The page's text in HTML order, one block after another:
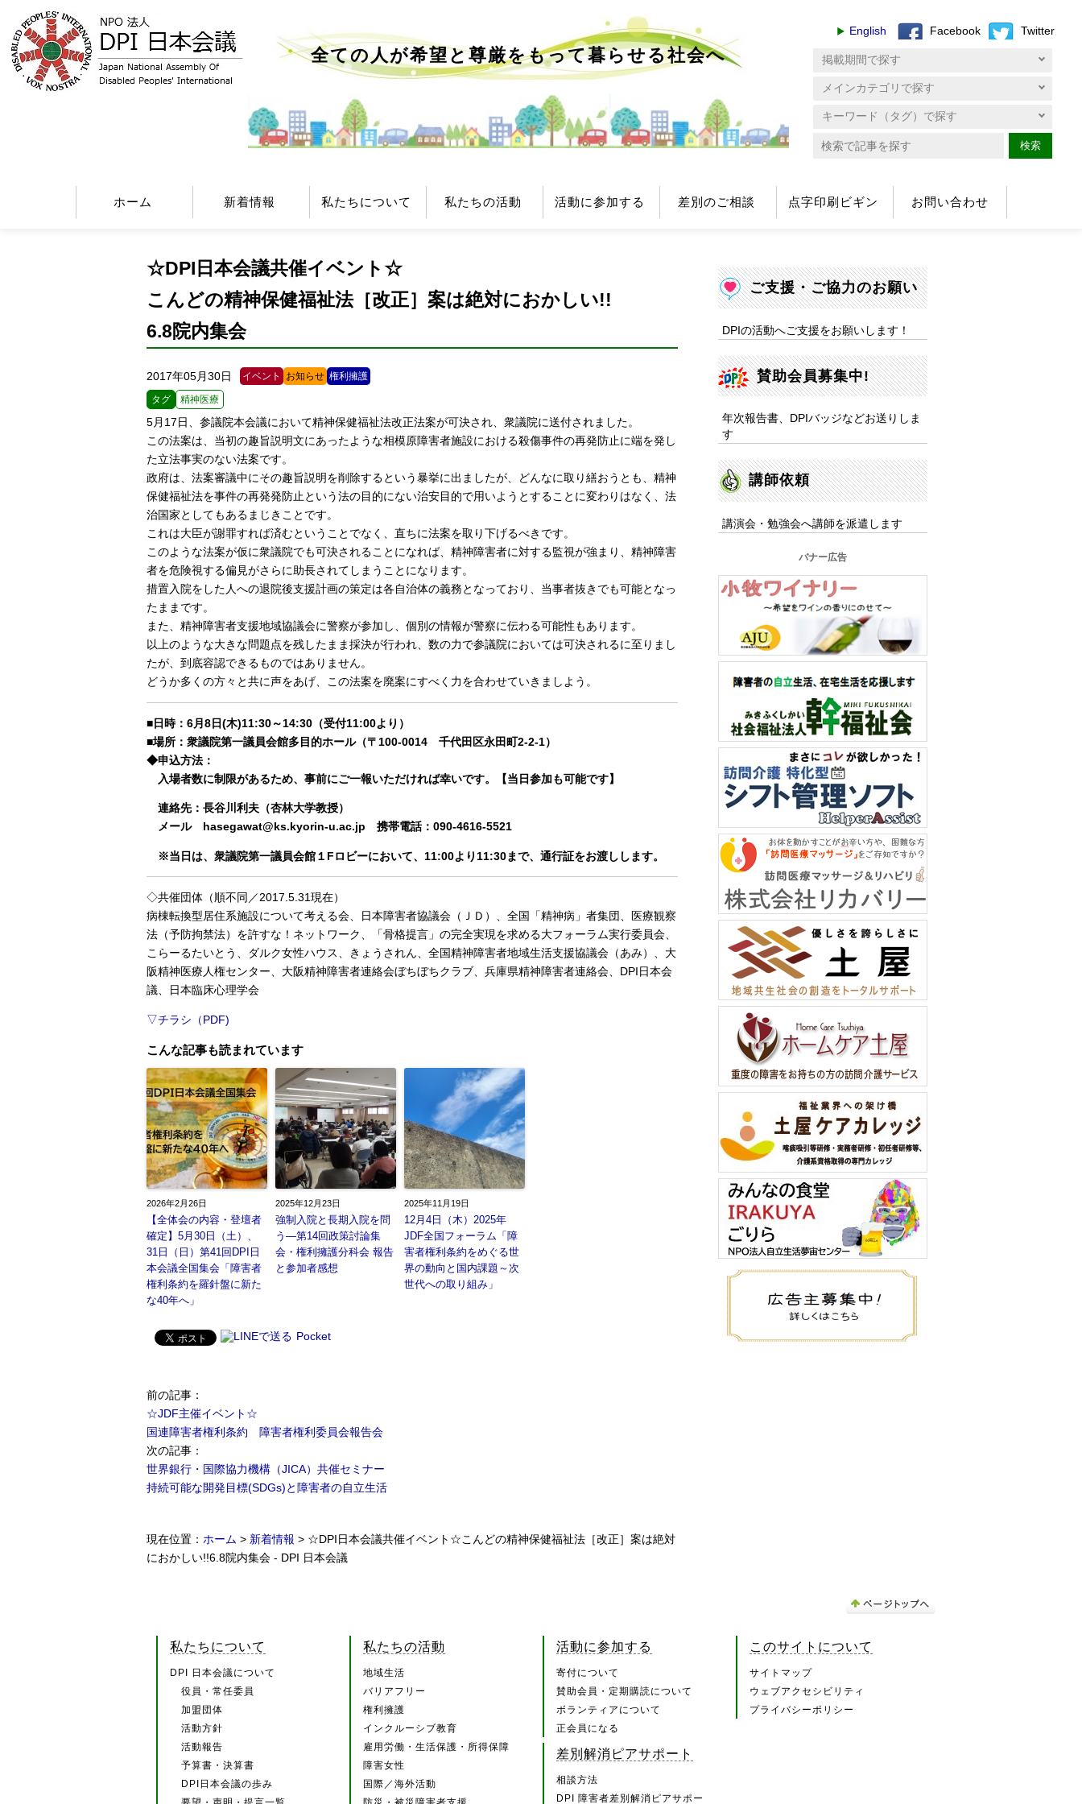
全ての人が希望と尊厳をもって暮らせる社会へ
English Facebook Twitter
検索
ホーム 新着情報 私たちについて 私たちの活動 活動に参加する 差別のご相談 点字印刷ビギン お問い合わせ
☆DPI日本会議共催イベント☆
こんどの精神保健福祉法［改正］案は絶対におかしい!!
6.8院内集会
2017年05月30日 イベント お知らせ 権利擁護
タグ 精神医療
5月17日、参議院本会議において精神保健福祉法改正法案が可決され、衆議院に送付されました。
この法案は、当初の趣旨説明文にあったような相模原障害者施設における殺傷事件の再発防止に端を発し
た立法事実のない法案です。
政府は、法案審議中にその趣旨説明を削除するという暴挙に出ましたが、どんなに取り繕おうとも、精神
保健福祉法を事件の再発発防止という法の目的にない治安目的で用いようとすることに変わりはなく、法
治国家としてもあるまじきことです。
これは大臣が謝罪すれば済むということでなく、直ちに法案を取り下げるべきです。
このような法案が仮に衆議院でも可決されることになれば、精神障害者に対する監視が強まり、精神障害
者を危険視する偏見がさらに助長されてしまうことになります。
措置入院をした人への退院後支援計画の策定は各自治体の義務となっており、当事者抜きでも可能となっ
たままです。
また、精神障害者支援地域協議会に警察が参加し、個別の情報が警察に伝わる可能性もあります。
以上のような大きな問題点を残したまま採決が行われ、数の力で参議院においては可決されるに至りまし
たが、到底容認できるものではありません。
どうか多くの方々と共に声をあげ、この法案を廃案にすべく力を合わせていきましよう。
■日時：6月8日(木)11:30～14:30（受付11:00より）
■場所：衆議院第一議員会館多目的ホール（〒100-0014 千代田区永田町2-2-1）
◆申込方法：
入場者数に制限があるため、事前にご一報いただければ幸いです。【当日参加も可能です】
連絡先：長谷川利夫（杏林大学教授）
メール hasegawat@ks.kyorin-u.ac.jp 携帯電話：090-4616-5521
※当日は、衆議院第一議員会館１Fロビーにおいて、11:00より11:30まで、通行証をお渡しします。
◇共催団体（順不同／2017.5.31現在）
病棟転換型居住系施設について考える会、日本障害者協議会（ＪＤ）、全国「精神病」者集団、医療観察
法（予防拘禁法）を許すな！ネットワーク、「骨格提言」の完全実現を求める大フォーラム実行委員会、
こらーるたいとう、ダルク女性ハウス、きょうされん、全国精神障害者地域生活支援協議会（あみ）、大
阪精神医療人権センター、大阪精神障害者連絡会ぼちぼちクラブ、兵庫県精神障害者連絡会、DPI日本会
議、日本臨床心理学会
▽チラシ（PDF)
こんな記事も読まれています
2026年2月26日
【全体会の内容・登壇者
確定】5月30日（土）、
31日（日）第41回DPI日
本会議全国集会「障害者
権利条約を羅針盤に新た
な40年へ」
2025年12月23日
強制入院と長期入院を問
う―第14回政策討論集
会・権利擁護分科会 報告
と参加者感想
2025年11月19日
12月4日（木）2025年
JDF全国フォーラム「障
害者権利条約をめぐる世
界の動向と国内課題～次
世代への取り組み」
Pocket
前の記事 ：
☆JDF主催イベント☆
国連障害者権利条約 障害者権利委員会報告会
次の記事 ：
世界銀行・国際協力機構（JICA）共催セミナー
持続可能な開発目標(SDGs)と障害者の自立生活
現在位置： ホーム > 新着情報 > ☆DPI日本会議共催イベント☆こんどの精神保健福祉法［改正］案は絶対
におかしい!!6.8院内集会 - DPI 日本会議
ご支援・ご協力のお願い
DPIの活動へご支援をお願いします！
賛助会員募集中!
年次報告書、DPIバッジなどお送りしま
す
講師依頼
講演会・勉強会へ講師を派遣します
バナー広告
私たちについて
DPI 日本会議について
役員・常任委員
加盟団体
活動方針
活動報告
予算書・決算書
DPI日本会議の歩み
私たちの活動
地域生活
バリアフリー
権利擁護
インクルーシブ教育
雇用労働・生活保護・所得保障
障害女性
国際／海外活動
活動に参加する
寄付について
賛助会員・定期購読について
ボランティアについて
正会員になる
差別解消ピアサポート
相談方法
DPI 障害者差別解消ピアサポー
このサイトについて
サイトマップ
ウェブアクセシビリティ
プライバシーポリシー